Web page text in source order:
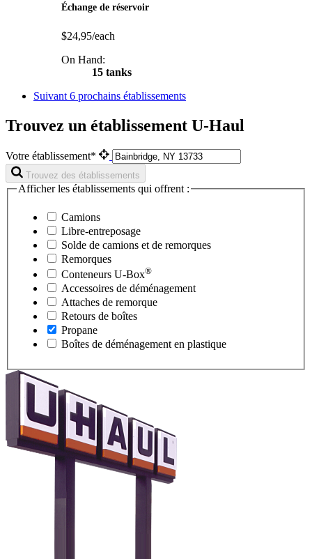
Échange de réservoir
$24,95/each
On Hand:
15 tanks
Suivant 6 prochains établissements
Trouvez un établissement U-Haul
Votre établissement*
Trouvez des établissements
Afficher les établissements qui offrent :
Camions
Libre-entreposage
Solde de camions et de remorques
Remorques
Conteneurs U-Box®
Accessoires de déménagement
Attaches de remorque
Retours de boîtes
Propane
Boîtes de déménagement en plastique